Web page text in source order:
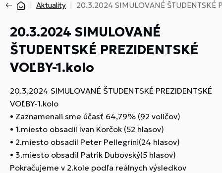
Aktuality 20.3.2024 SIMULOVANÉ ŠTUDENTSKÉ
20.3.2024 SIMULOVANÉ
ŠTUDENTSKÉ PREZIDENTSKÉ
VOĽBY-1.kolo
20.3.2024 SIMULOVANÉ ŠTUDENTSKÉ PREZIDENTSKÉ
VOĽBY-1.kolo
• Zaznamenali sme účasť 64,79% (92 voličov)
• 1.miesto obsadil Ivan Korčok (52 hlasov)
• 2.miesto obsadil Peter Pellegrini(24 hlasov)
• 3.miesto obsadil Patrik Dubovský(5 hlasov)
Pokračujeme v 2.kole podľa reálnych výsledkov